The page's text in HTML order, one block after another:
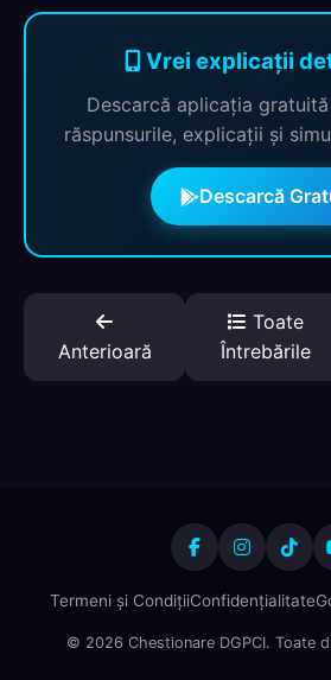
Vrei explicații
Descarcă aplicația
răspunsurile, explicații și
Descarcă
Anterioară
Toate
Întrebările
Termeni și CondițiiConfidențialitate
© 2026 Chestionare DGPCI. Toate